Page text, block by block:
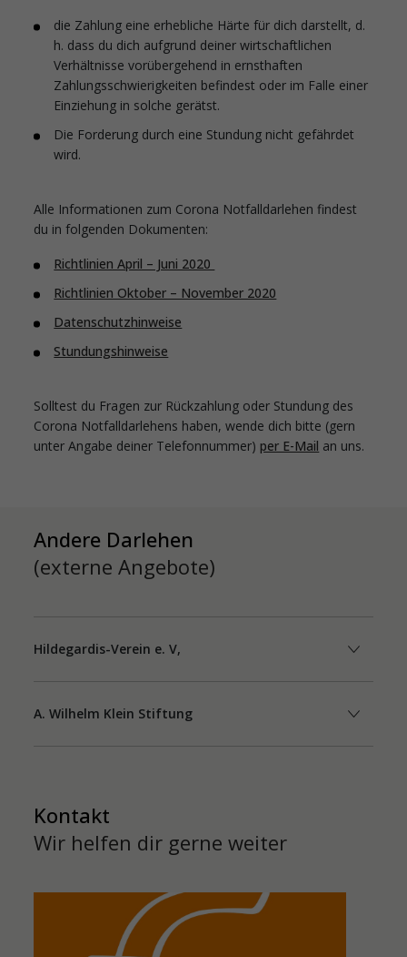
die Zahlung eine erhebliche Härte für dich darstellt, d.
h. dass du dich aufgrund deiner wirtschaftlichen
Verhältnisse vorübergehend in ernsthaften
Zahlungsschwierigkeiten befindest oder im Falle einer
Einziehung in solche gerätst.
Die Forderung durch eine Stundung nicht gefährdet
wird.
Alle Informationen zum Corona Notfalldarlehen findest
du in folgenden Dokumenten:
Richtlinien April – Juni 2020
Richtlinien Oktober – November 2020
Datenschutzhinweise
Stundungshinweise
Solltest du Fragen zur Rückzahlung oder Stundung des
Corona Notfalldarlehens haben, wende dich bitte (gern
unter Angabe deiner Telefonnummer)per E-Mail an uns.
Andere Darlehen
(externe Angebote)
Hildegardis-Verein e. V,
A. Wilhelm Klein Stiftung
Kontakt
Wir helfen dir gerne weiter